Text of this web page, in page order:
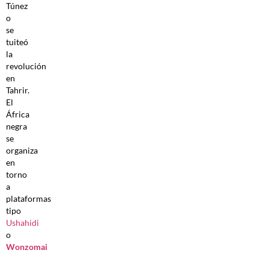
Túnez
o
se
tuiteó
la
revolución
en
Tahrir.
El
África
negra
se
organiza
en
torno
a
plataformas
tipo
Ushahidi
o
Wonzomai